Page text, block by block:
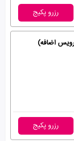
رزرو پکیج
اضافه)
رزرو پکیج